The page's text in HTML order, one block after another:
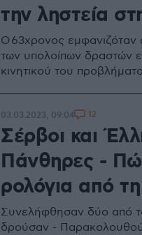
την ληστεία
Ο 63χρονος εμφανιζόταν
των υπολοίπων δραστών
κινητικού του
Σέρβοι και
Πάνθηρες -
ρολόγια από
Συνελήφθησαν δύο από
δρούσαν -
03.03.2023, 09:04 12